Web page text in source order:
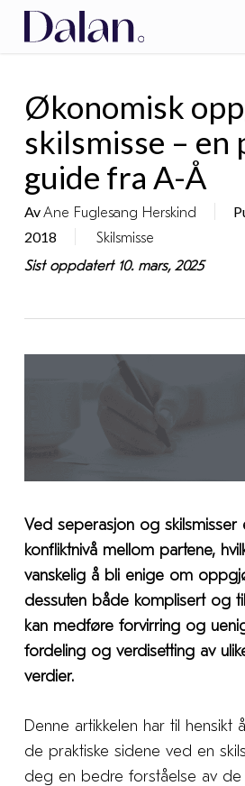
Skip
Økonomisk
skilsmisse – en
guide fra A-Å
AvAne Fuglesang Herskind
2018
Skilsmisse
Sist oppdatert 10. mars, 2025
Ved seperasjon og
konfliktnivå mellom partene,
vanskelig å bli enige om
dessuten både komplisert og
kan medføre forvirring og
fordeling og verdisetting av
verdier.
Denne artikkelen har til hensikt
de praktiske sidene ved en
deg en bedre forståelse av de